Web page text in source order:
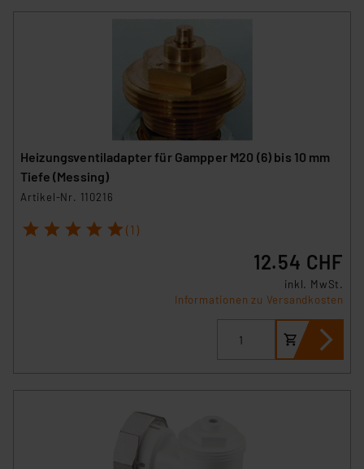
Heizungsventiladapter für Gampper M20 (6) bis 10 mm
Tiefe (Messing)
Artikel-Nr. 110216
1 2 3 4 5 (1)
12.54 CHF
inkl. MwSt.
Informationen zu Versandkosten